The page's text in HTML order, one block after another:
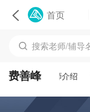
首页
费善峰 名师介绍